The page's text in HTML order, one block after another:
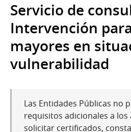
Servicio de
Intervención
mayores en
vulnerabilidad
Las Entidades Públicas no
requisitos adicionales a
solicitar certificados,